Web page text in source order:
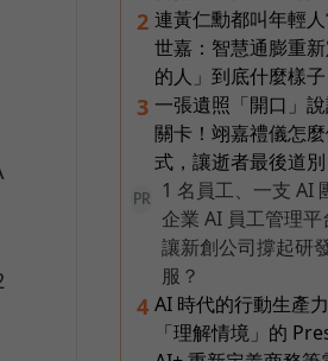
2 連黃仁勳都叫年輕
世嘉：智慧通膨重
的人」到底什麼樣子
3 一張遺照「開口」
關卡！翊嘉禮儀怎
式，讓逝者最後道別
PR
1 名員工、一支
企業 AI 員工管理平
讓新創公司撐起研
服？
4 AI 時代的行動生產
「理解情境」的